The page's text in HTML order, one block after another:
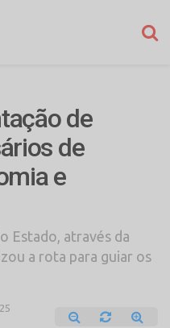
de
de
e
Estado, através da
a rota para guiar os